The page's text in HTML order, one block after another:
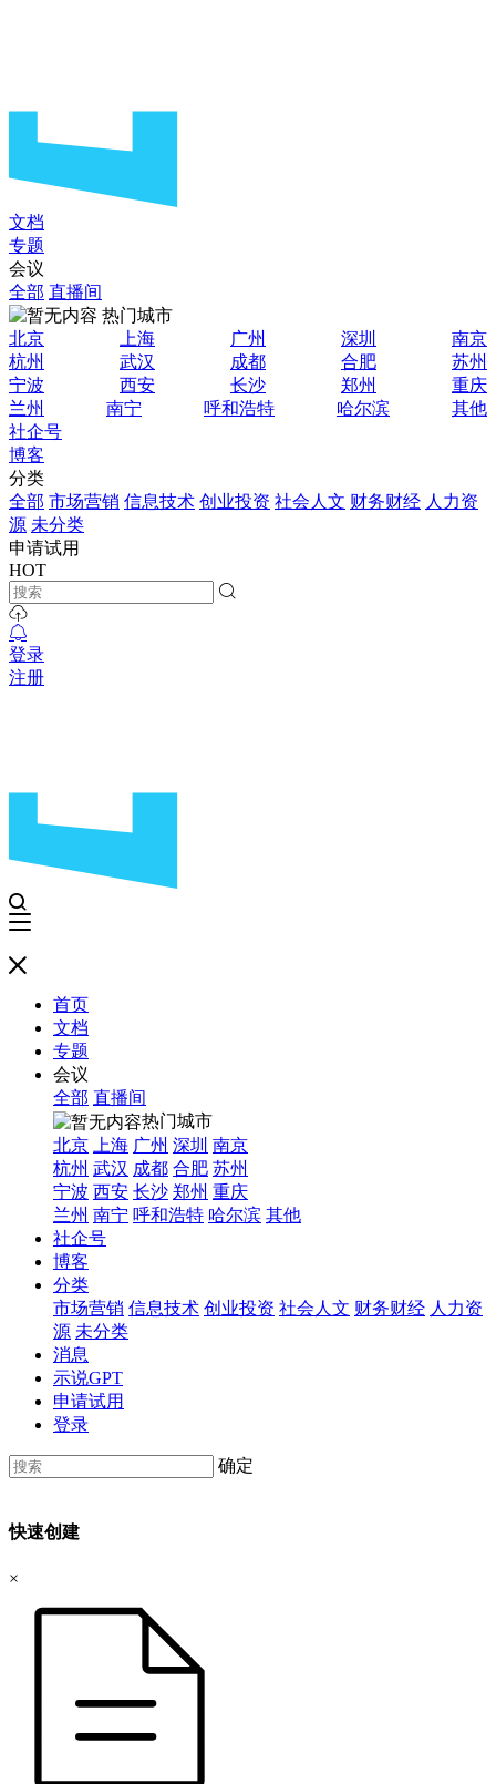
文档
专题
会议
全部 直播间
热门城市
北京
上海 广州 深圳
南京
杭州
武汉 成都 合肥
苏州
宁波
西安 长沙 郑州
重庆
兰州
南宁 呼和浩特 哈尔滨
其他
社企号
博客
分类
全部 市场营销 信息技术 创业投资 社会人文 财务财经 人力资
源 未分类
申请试用
HOT
登录
注册
首页
文档
专题
会议
全部 直播间
热门城市
北京
上海 广州 深圳 南京
杭州 武汉 成都 合肥 苏州
宁波 西安 长沙 郑州 重庆
兰州 南宁 呼和浩特 哈尔滨 其他
社企号
博客
分类
市场营销 信息技术 创业投资 社会人文 财务财经 人力资
源 未分类
消息
示说GPT
申请试用
登录
确定
快速创建
×